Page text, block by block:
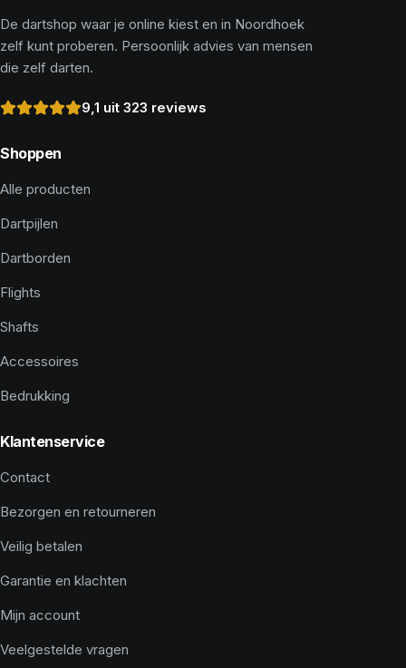
De dartshop waar je online kiest en in Noordhoek
zelf kunt proberen. Persoonlijk advies van mensen
die zelf darten.
9,1 uit 323 reviews
Shoppen
Alle producten
Dartpijlen
Dartborden
Flights
Shafts
Accessoires
Bedrukking
Klantenservice
Contact
Bezorgen en retourneren
Veilig betalen
Garantie en klachten
Mijn account
Veelgestelde vragen